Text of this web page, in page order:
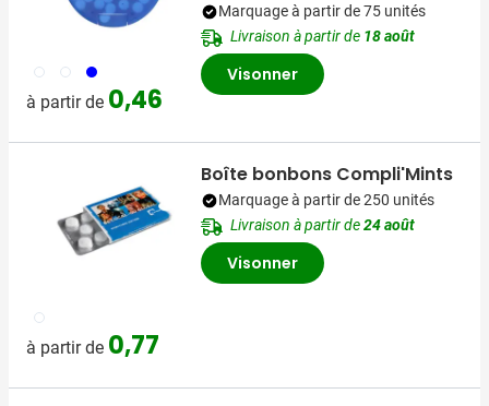
002 970 005
à partir de 0,46
Marquage à partir de 75 unités
Livraison à partir de 18 août
Visonner
002
à partir de 0,77
Boîte bonbons Compli'Mints
Marquage à partir de 250 unités
Livraison à partir de24 août
Visonner